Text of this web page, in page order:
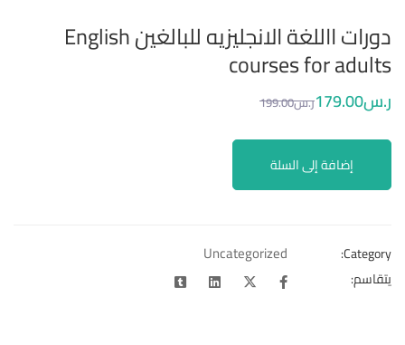
دورات االلغة الانجليزيه للبالغين English
courses for adults
ر.س 179.00 ر.س 199.00
إضافة إلى السلة
Category:
Uncategorized
يتقاسم: